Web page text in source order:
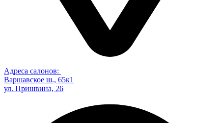
Адреса салонов:
Варшавское ш., 65к1
ул. Пришвина, 26